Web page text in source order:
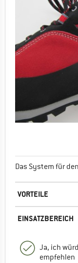
Das System für
VORTEILE
EINSATZBEREICH
Ja, ich
empfehlen